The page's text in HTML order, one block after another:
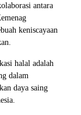
antara
keniscayaan
halal adalah
dalam
daya saing